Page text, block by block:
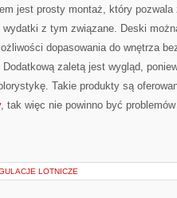
jest prosty montaż, który
z tym związane. Deski
dopasowania do wnętrza
zaletą jest wygląd,
Takie produkty są
, tak więc nie powinno być
LOTNICZE